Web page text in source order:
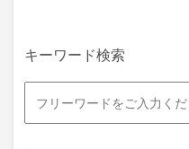
キーワード検索